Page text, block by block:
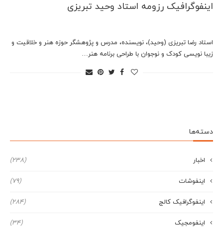
اینفوگرافیک رزومه استاد وحید تبریزی
استاد رضا تبریزی (وحید)، نویسنده، مدرس و پژوهشگر حوزه هنر و خلاقیت و
زیبا نویسی کودک و نوجوان با طراحی برنامه هنر…
دسته‌ها
اخبار (238)
اینفوشات (79)
اینفوگرافیک کالج (284)
اینفومجیک (34)